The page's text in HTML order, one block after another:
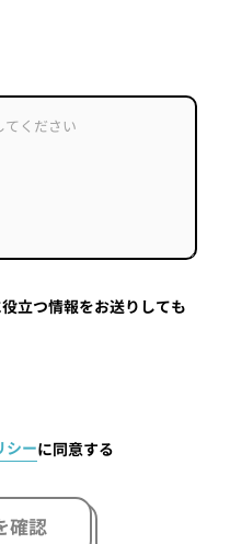
立つ情報をお送りしても
シーに同意する
確認